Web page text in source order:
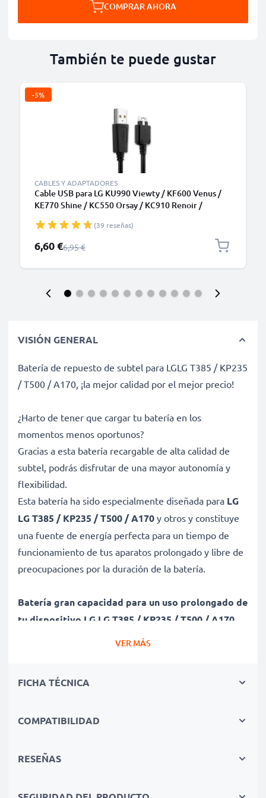
COMPRAR AHORA
También te puede gustar
-5%
CABLES Y ADAPTADORES
Cable USB para LG KU990 Viewty / KF600 Venus /
KE770 Shine / KC550 Orsay / KC910 Renoir /
(39 reseñas)
Precio especial
6,60 €Precio normal
6,95 €
VISIÓN GENERAL
Batería de repuesto de subtel para LGLG T385 / KP235
/ T500 / A170, ¡la mejor calidad por el mejor precio!
¿Harto de tener que cargar tu batería en los
momentos menos oportunos?
Gracias a esta batería recargable de alta calidad de
subtel, podrás disfrutar de una mayor autonomía y
flexibilidad.
Esta batería ha sido especialmente diseñada para LG
LG T385 / KP235 / T500 / A170 y otros y constituye
una fuente de energía perfecta para un tiempo de
funcionamiento de tus aparatos prolongado y libre de
preocupaciones por la duración de la batería.
Batería gran capacidad para un uso prolongado de
tu dispositivo LG LG T385 / KP235 / T500 / A170
✔ Batería recargable con gran capacidad 800mAh y
después de un uso prolongado - Tecnología de litio
✔ Seguridad certificada - Protección contra el
para una larga vida útil
VER MÁS
FICHA TÉCNICA
COMPATIBILIDAD
RESEÑAS